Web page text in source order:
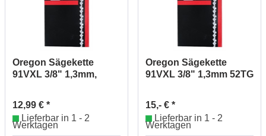
Oregon Sägekette
91VXL 3/8" 1,3mm,
12,99 € *
Lieferbar in 1 - 2
Werktagen
Oregon Sägekette
91VXL 3/8" 1,3mm 52TG
15,- € *
Lieferbar in 1 - 2
Werktagen